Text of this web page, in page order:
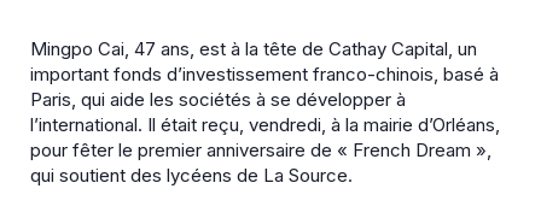
Mingpo Cai, 47 ans, est à la tête de Cathay Capital, un
important fonds d’investissement franco-chinois, basé à
Paris, qui aide les sociétés à se développer à
l’international. Il était reçu, vendredi, à la mairie d’Orléans,
pour fêter le premier anniversaire de « French Dream »,
qui soutient des lycéens de La Source.